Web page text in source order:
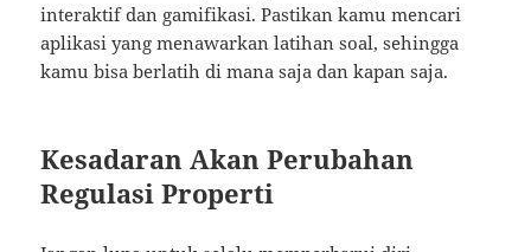
interaktif dan gamifikasi. Pastikan kamu mencari
aplikasi yang menawarkan latihan soal, sehingga
kamu bisa berlatih di mana saja dan kapan saja.
Kesadaran Akan Perubahan
Regulasi Properti